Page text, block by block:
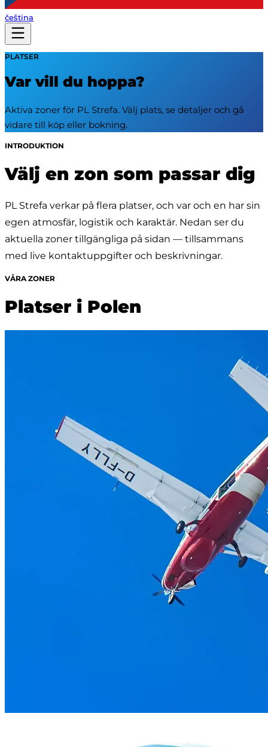
čeština
PLATSER
Var vill du hoppa?
Aktiva zoner för PL Strefa. Välj plats, se detaljer och gå
vidare till köp eller bokning.
INTRODUKTION
Välj en zon som passar dig
PL Strefa verkar på flera platser, och var och en har sin
egen atmosfär, logistik och karaktär. Nedan ser du
aktuella zoner tillgängliga på sidan — tillsammans
med live kontaktuppgifter och beskrivningar.
VÅRA ZONER
Platser i Polen